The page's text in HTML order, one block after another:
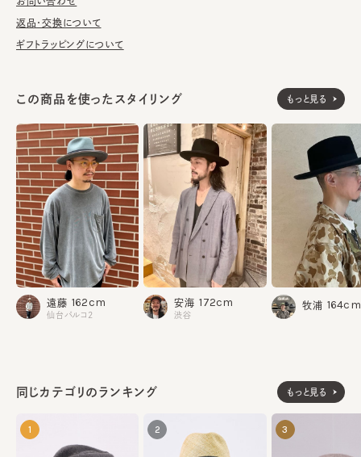
■お手入れ方法
が汚れてしまう前の対策として、汗止めのハットライナーのお勧め
※サイズ調節スベリ仕様（サイズを小さくする際は、調節テープを
まっすぐ引き出してください。逆向きに引っ張るとスベリを破損する
可能性がございます。）
※ツバ幅には若干の個体差があります。
※素材の性質上、斑点のように小さな不純物がございます。予め
ご了承いただいた上でご購入ください。
素材 ウール100%
生産国 made in JAPAN
返品・交換について
ギフトラッピングについて
同じカテゴリのランキング もっと見る
1 2 3
この商品を使ったスタイリング もっと見る
遠藤 162cm
仙台パルコ2
安海 172cm
渋谷
牧浦 164cm